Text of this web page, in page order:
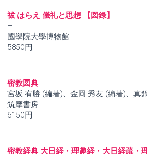
祓 はらえ 儀礼と思想 【図録】
–
國學院大學博物館
5850円
密教図典
宮坂 宥勝 (編著)、金岡 秀友 (編著)、真
筑摩書房
6150円
密教経典 大日経・理趣経・大日経疏・